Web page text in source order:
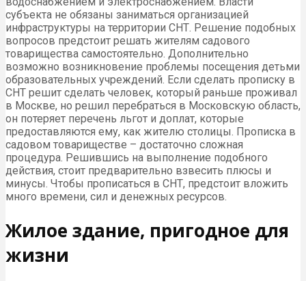
субъекта не обязаны заниматься организацией
инфраструктуры на территории СНТ. Решение подобных
вопросов предстоит решать жителям садового
товарищества самостоятельно. Дополнительно
возможно возникновение проблемы посещения детьми
образовательных учреждений. Если сделать прописку в
СНТ решит сделать человек, который раньше проживал
в Москве, но решил перебраться в Московскую область,
он потеряет перечень льгот и доплат, которые
предоставляются ему, как жителю столицы. Прописка в
садовом товариществе – достаточно сложная
процедура. Решившись на выполнение подобного
действия, стоит предварительно взвесить плюсы и
минусы. Чтобы прописаться в СНТ, предстоит вложить
много времени, сил и денежных ресурсов.
Жилое здание, пригодное для
жизни